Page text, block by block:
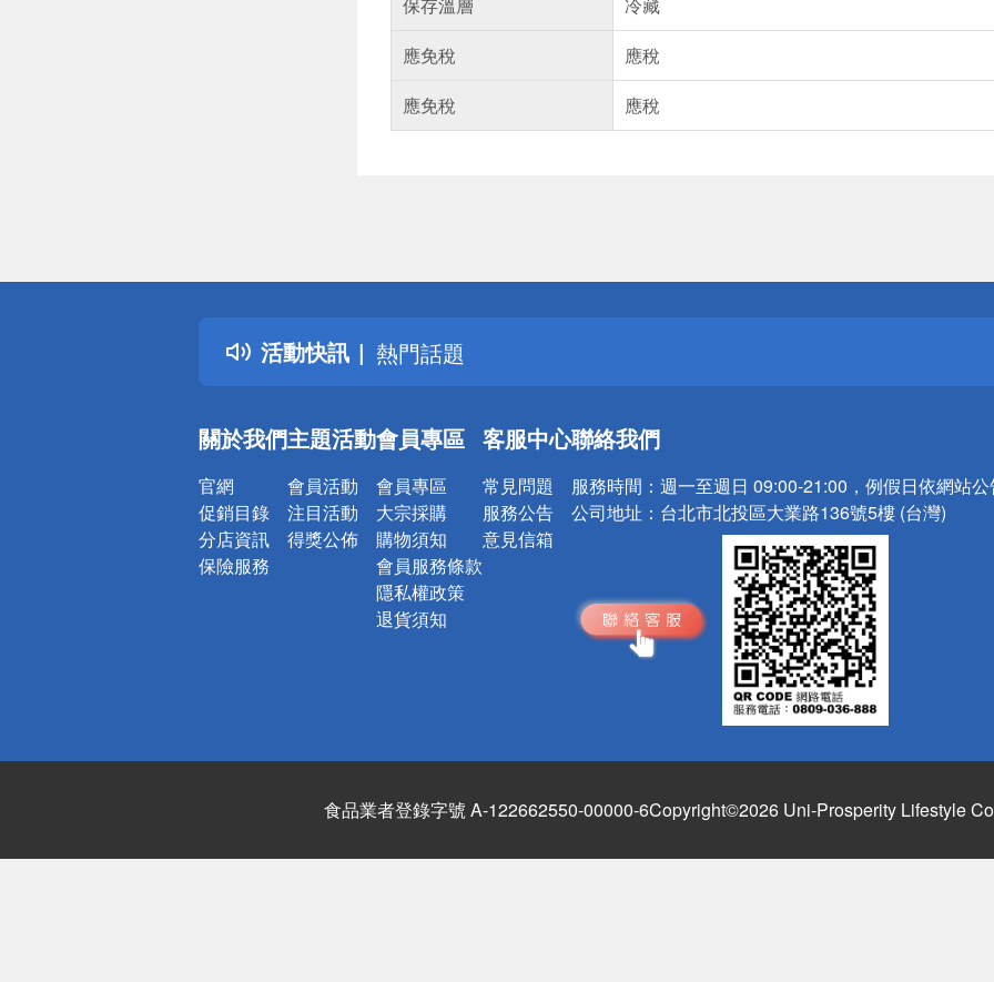
應免稅
應稅
應免稅
應稅
活動快訊
詐騙網頁！請小心！
得獎公告
熱門話題
銀行優惠
詐騙網頁！請小心！
關於我們
官網
促銷目錄
分店資訊
保險服務
主題活動
會員活動
注目活動
得獎公佈
會員專區
會員專區
大宗採購
購物須知
會員服務條款
隱私權政策
退貨須知
客服中心
常見問題
服務公告
意見信箱
聯絡我們
服務時間： 週一至週日 09:00-21:00，例假日依網站
公司地址： 台北市北投區大業路136號5樓 (台灣)
食品業者登錄字號 A-122662550-00000-6Copyright©2026 Uni-Prosperity Lifestyle